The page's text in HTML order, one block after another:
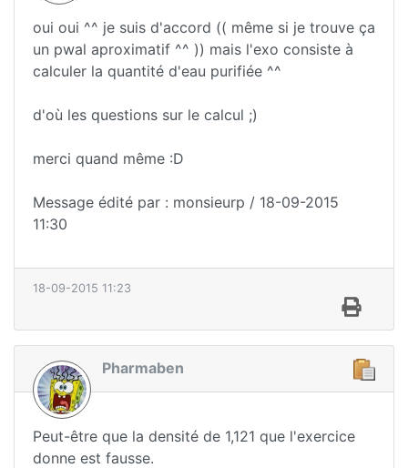
oui oui ^^ je suis d'accord (( même si je trouve ça
un pwal aproximatif ^^ )) mais l'exo consiste à
calculer la quantité d'eau purifiée ^^
d'où les questions sur le calcul ;)
merci quand même :D
Message édité par : monsieurp / 18-09-2015
11:30
18-09-2015 11:23
Pharmaben
Peut-être que la densité de 1,121 que l'exercice
donne est fausse.